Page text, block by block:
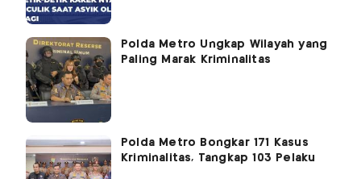
Polda Metro Ungkap Wilayah yang
Paling Marak Kriminalitas
Polda Metro Bongkar 171 Kasus
Kriminalitas, Tangkap 103 Pelaku